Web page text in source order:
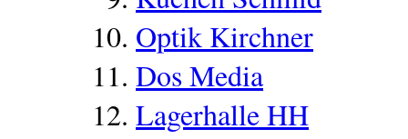
Optik Kirchner
Dos Media
Lagerhalle HH